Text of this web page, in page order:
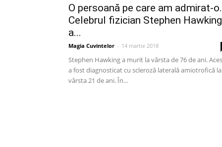
O persoană pe care am admirat-o.
Celebrul fizician Stephen Hawking
a...
Magia Cuvintelor - 14 martie 2018
Stephen Hawking a murit la vârsta de 76 de ani.
a fost diagnosticat cu scleroză laterală amiotrofică la
vârsta 21 de ani. În...